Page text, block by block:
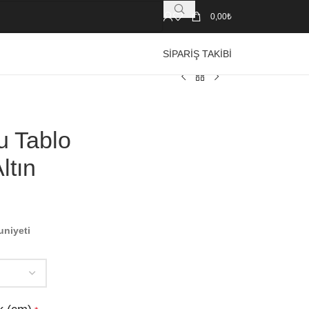
0,00₺
SIPARIŞ TAKIBI
Tablo